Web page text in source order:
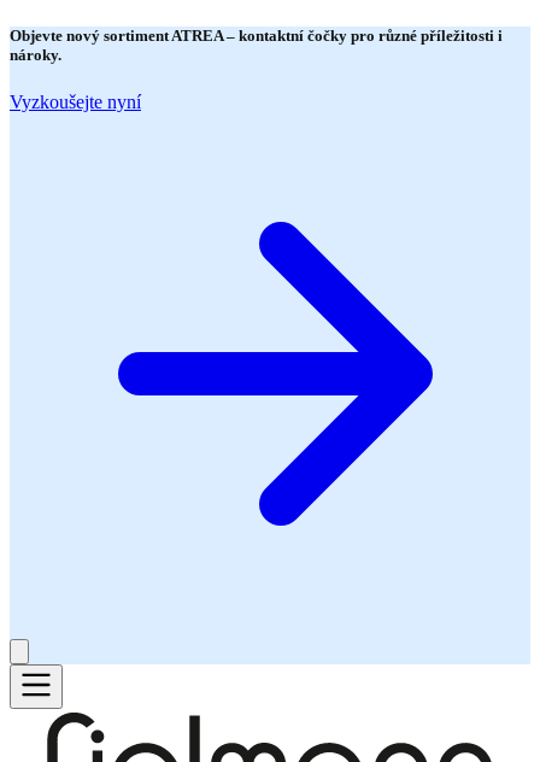
Objevte nový sortimentATREA– kontaktní čočky pro různé příležitosti i
nároky.
Vyzkoušejte nyní